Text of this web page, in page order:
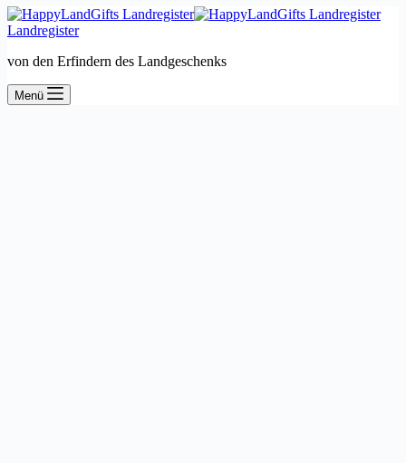
Landregister
von den Erfindern des Landgeschenks
Menü